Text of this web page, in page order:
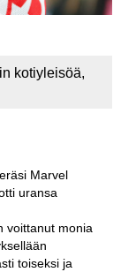
kotiyleisöä,
Marvel
uransa
voittanut monia
toiseksi ja